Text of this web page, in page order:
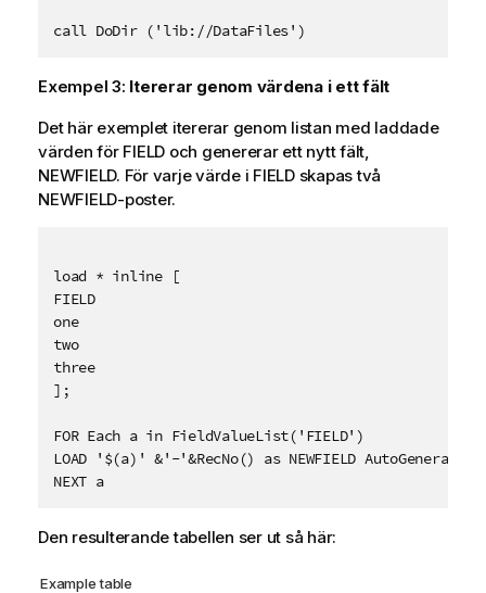
call DoDir ('lib://DataFiles')
Exempel 3: Itererar genom värdena i ett fält
Det här exemplet itererar genom listan med laddade
värden för FIELD och genererar ett nytt fält,
NEWFIELD. För varje värde i FIELDskapas två
NEWFIELD-poster.
load * inline [
FIELD
one
two
three
];
FOR Each a in FieldValueList('FIELD')
LOAD '$(a)' &'-'&RecNo() as NEWFIELD AutoGenerate
Den resulterande tabellen ser ut så här:
Example table